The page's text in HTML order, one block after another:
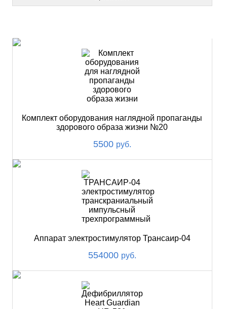
Комплект оборудования наглядной пропаганды
здорового образа жизни №20
5500 руб.
Аппарат электростимулятор Трансаир-04
554000 руб.